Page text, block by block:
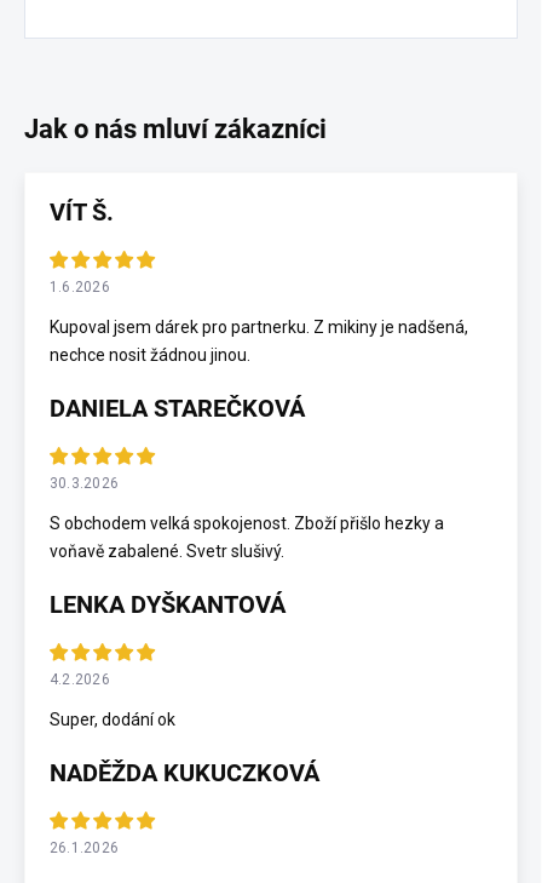
VÍT Š.
1.6.2026
Kupoval jsem dárek pro partnerku. Z mikiny je nadšená,
nechce nosit žádnou jinou.
DANIELA STAREČKOVÁ
30.3.2026
S obchodem velká spokojenost. Zboží přišlo hezky a
voňavě zabalené. Svetr slušivý.
LENKA DYŠKANTOVÁ
4.2.2026
Super, dodání ok
NADĚŽDA KUKUCZKOVÁ
26.1.2026